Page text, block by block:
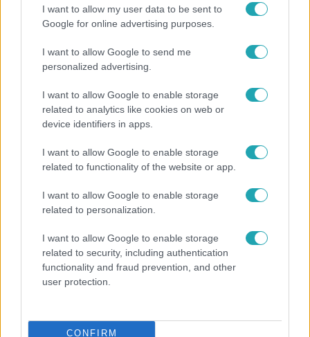
I want to allow my user data to be sent to
Google for online advertising purposes.
I want to allow Google to send me
personalized advertising.
I want to allow Google to enable storage
related to analytics like cookies on web or
device identifiers in apps.
I want to allow Google to enable storage
related to functionality of the website or app.
I want to allow Google to enable storage
related to personalization.
I want to allow Google to enable storage
related to security, including authentication
functionality and fraud prevention, and other
user protection.
CONFIRM
kocka nem kerülhetett oda véletlenül. A felújított
metrószerelvények átadása után több kocsi is
meghibásodott. Bolla Tibor BKV-vezérigazgató azt
mondta, szoftvert frissíttek, és több gyári forrasztást és
leállások miatt pedig kötbért követeltek az orosz gyártól.
Hosszú gondolkodás után, idén júniusban az orosz fél
átvette az iratokat, ezzel elkezdődhetett a 3-as metró
pere, amelyben a BKV 14 milliárd forintot követel.
2023. április 29. 11:21
Bezárult az Ügyfélkapu
De nem megy több központi szolgáltatóoldal sem.